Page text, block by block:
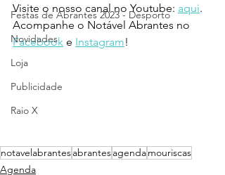
Festas de Abrantes 2023 - Desporto
Novidades
Loja
Publicidade
Raio X
Visite o nosso canal no Youtube: aqui.
Acompanhe o Notável Abrantes no
Facebook e Instagram!
notavelabrantesabrantesagendamouriscas
Agenda